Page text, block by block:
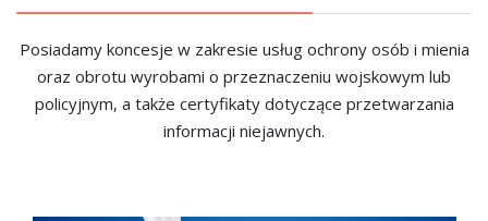
Posiadamy koncesje w zakresie usług ochrony osób i mienia
oraz obrotu wyrobami o przeznaczeniu wojskowym lub
policyjnym, a także certyfikaty dotyczące przetwarzania
informacji niejawnych.